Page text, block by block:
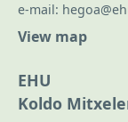
e-mail:
View map
EHU
Koldo